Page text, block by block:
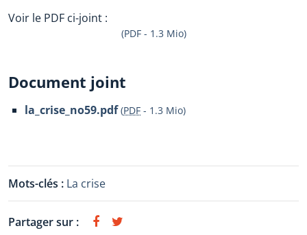
Voir le PDF ci-joint :
(PDF - 1.3 Mio)
Document joint
la_crise_no59.pdf (PDF - 1.3 Mio)
Mots-clés : La crise
Partager sur :